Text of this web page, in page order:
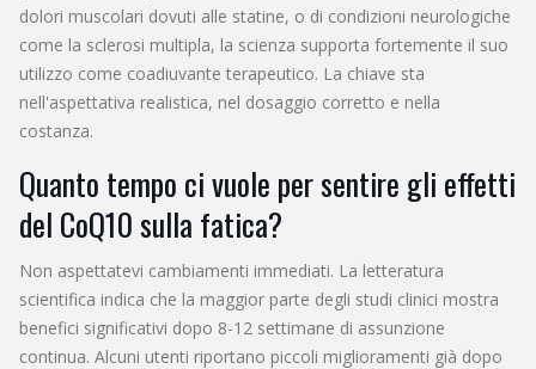
dolori muscolari dovuti alle statine, o di condizioni neurologiche
come la sclerosi multipla, la scienza supporta fortemente il suo
utilizzo come coadiuvante terapeutico. La chiave sta
nell'aspettativa realistica, nel dosaggio corretto e nella
costanza.
Quanto tempo ci vuole per sentire gli effetti
del CoQ10 sulla fatica?
Non aspettatevi cambiamenti immediati. La letteratura
scientifica indica che la maggior parte degli studi clinici mostra
benefici significativi dopo 8-12 settimane di assunzione
continua. Alcuni utenti riportano piccoli miglioramenti già dopo